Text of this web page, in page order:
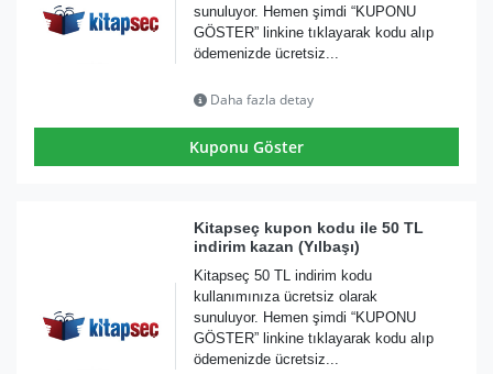
sunuluyor. Hemen şimdi “KUPONU
GÖSTER” linkine tıklayarak kodu alıp
ödemenizde ücretsiz...
Daha fazla detay
Kuponu Göster
Kitapseç kupon kodu ile 50 TL
indirim kazan (Yılbaşı)
Kitapseç 50 TL indirim kodu
kullanımınıza ücretsiz olarak
sunuluyor. Hemen şimdi “KUPONU
GÖSTER” linkine tıklayarak kodu alıp
ödemenizde ücretsiz...